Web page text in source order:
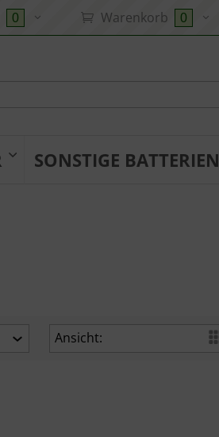
0 Warenkorb 0
SONSTIGE BATTERIEN
Ansicht: